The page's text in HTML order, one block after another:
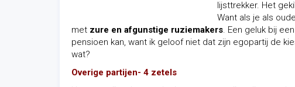
lijsttrekker. Het
Want als je als
met zure en afgunstige ruziemakers. Een geluk bij
pensioen kan, want ik geloof niet dat zijn egopartij de
wat?
Overige partijen- 4 zetels